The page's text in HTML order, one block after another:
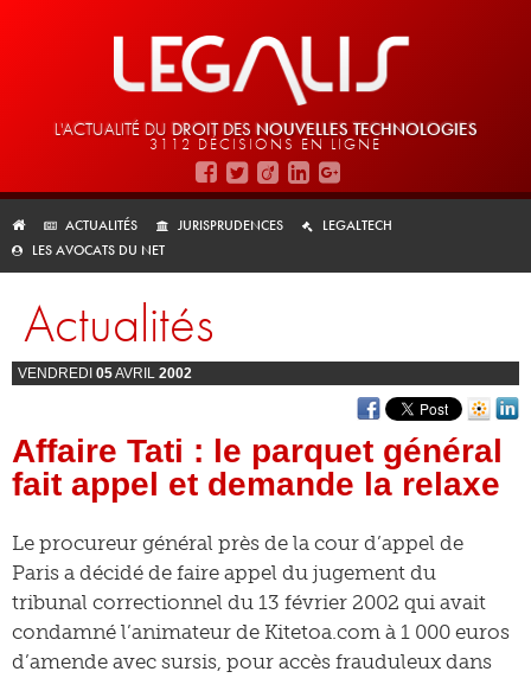
L'ACTUALITÉ DU DROIT DES NOUVELLES TECHNOLOGIES
3112 DÉCISIONS EN LIGNE
ACTUALITÉS JURISPRUDENCES
LEGALTECH
LES AVOCATS DU NET
Actualités
VENDREDI 05AVRIL 2002
Affaire Tati : le parquet général
fait appel et demande la relaxe
Le procureur général près de la cour d’appel de
Paris a décidé de faire appel du jugement du
tribunal correctionnel du 13 février 2002 qui avait
condamné l’animateur de Kitetoa.com à 1 000 euros
d’amende avec sursis, pour accès frauduleux dans